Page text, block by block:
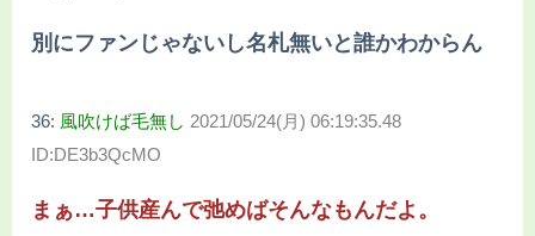
別にファンじゃないし名札無いと誰かわからん
36: 風吹けば毛無し 2021/05/24(月) 06:19:35.48
ID:DE3b3QcMO
まぁ…子供産んで弛めばそんなもんだよ。